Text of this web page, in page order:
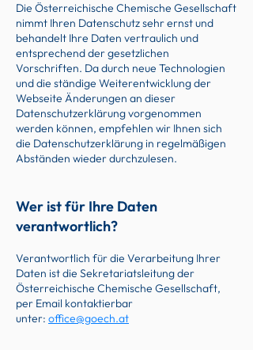
Die Österreichische Chemische Gesellschaft
nimmt Ihren Datenschutz sehr ernst und
behandelt Ihre Daten vertraulich und
entsprechend der gesetzlichen
Vorschriften. Da durch neue Technologien
und die ständige Weiterentwicklung der
Webseite Änderungen an dieser
Datenschutzerklärung vorgenommen
werden können, empfehlen wir Ihnen sich
die Datenschutzerklärung in regelmäßigen
Abständen wieder durchzulesen.
Wer ist für Ihre Daten
verantwortlich?
Verantwortlich für die Verarbeitung Ihrer
Daten ist die Sekretariatsleitung der
Österreichische Chemische Gesellschaft,
per Email kontaktierbar
unter: office@goech.at